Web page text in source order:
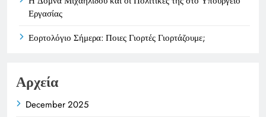
Εργασίας
Εορτολόγιο Σήμερα: Ποιες Γιορτές Γιορτάζουμε;
Αρχεία
December 2025